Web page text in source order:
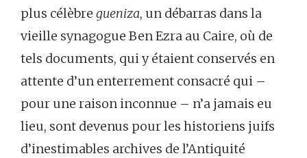
plus célèbre gueniza, un débarras dans la
vieille synagogue Ben Ezra au Caire, où de
tels documents, qui y étaient conservés en
attente d’un enterrement consacré qui –
pour une raison inconnue – n’a jamais eu
lieu, sont devenus pour les historiens juifs
d’inestimables archives de l’Antiquité